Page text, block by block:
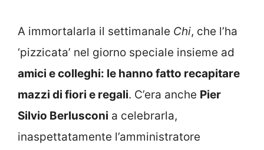
A immortalarla il settimanale Chi, che l’ha
‘pizzicata’ nel giorno speciale insieme ad
amici e colleghi: le hanno fatto recapitare
mazzi di fiori e regali. C’era anche Pier
Silvio Berlusconi a celebrarla,
inaspettatamente l’amministratore